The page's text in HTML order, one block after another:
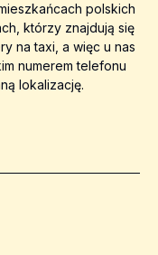
polskich
którzy znajdują się
na taxi, a więc u nas
numerem telefonu
lokalizację.